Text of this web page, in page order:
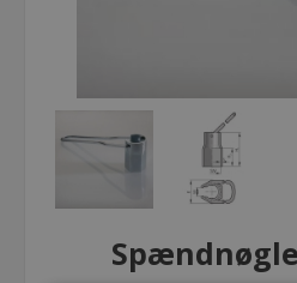
Spændnøgle